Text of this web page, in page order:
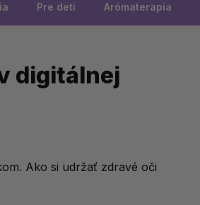
Pre deti Arómaterapia
digitálnej
Ako si udržať zdravé oči